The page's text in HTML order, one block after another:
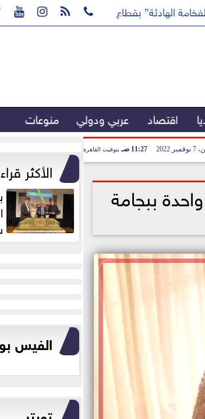
   
الهادئة” بقطاع القهوة المختصة...
اقتصاد عربي ودولي منوعات
2022 11:27 صـ بتوقيت القاهرة
ببجامة
الأكثر
محور اهتمام...
الفيس